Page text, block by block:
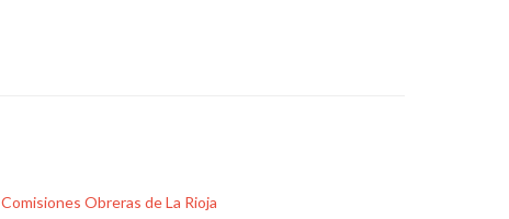
Comisiones Obreras de La Rioja